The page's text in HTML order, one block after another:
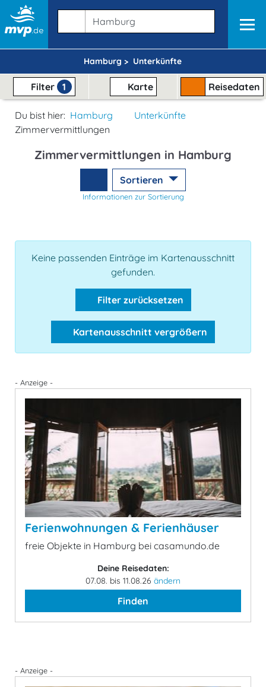
Hamburg > Unterkünfte
Filter 1 Karte Reisedaten
Du bist hier: Hamburg
Unterkünfte
Zimmervermittlungen
Zimmervermittlungen in Hamburg
Sortieren
Informationen zur Sortierung
Keine passenden Einträge im Kartenausschnitt
gefunden.
Filter zurücksetzen
Kartenausschnitt vergrößern
- Anzeige -
Ferienwohnungen & Ferienhäuser
freie Objekte in Hamburg bei casamundo.de
Deine Reisedaten:
07.08. bis 11.08.26 ändern
Finden
- Anzeige -